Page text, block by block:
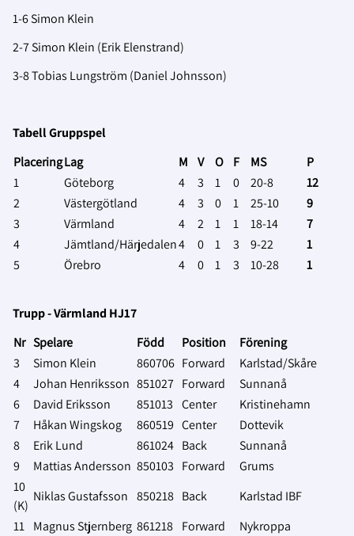
1-6 Simon Klein
2-7 Simon Klein (Erik Elenstrand)
3-8 Tobias Lungström (Daniel Johnsson)
Tabell Gruppspel
PlaceringLag M V O F MS
P
1
Göteborg 4 3 1 0 20-8
12
2
Västergötland 4 3 0 1 25-10
9
3
Värmland 4 2 1 1 18-14
7
4
Jämtland/Härjedalen4 0 1 3 9-22
1
5
Örebro 4 0 1 3 10-28 1
Trupp - Värmland HJ17
Nr Spelare Född Position
Förening
3
Simon Klein 860706 Forward
Karlstad/Skåre
4
Johan Henriksson 851027 Forward
Sunnanå
6
David Eriksson 851013 Center
Kristinehamn
7
Håkan Wingskog 860519 Center
Dottevik
8
Erik Lund 861024 Back
Sunnanå
9
Mattias Andersson 850103 Forward
Grums
10
(K)
Niklas Gustafsson 850218 Back
Karlstad IBF
11 Magnus Stjernberg 861218 Forward
Nykroppa